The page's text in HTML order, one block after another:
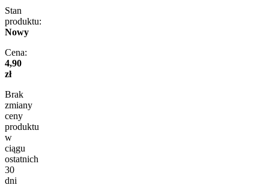
Stan
produktu:
Nowy
Cena:
4,90
zł
Brak
zmiany
ceny
produktu
w
ciągu
ostatnich
30
dni